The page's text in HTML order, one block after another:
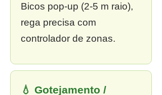
Bicos pop-up (2-5 m raio),
rega precisa com
controlador de zonas.
💧 Gotejamento /